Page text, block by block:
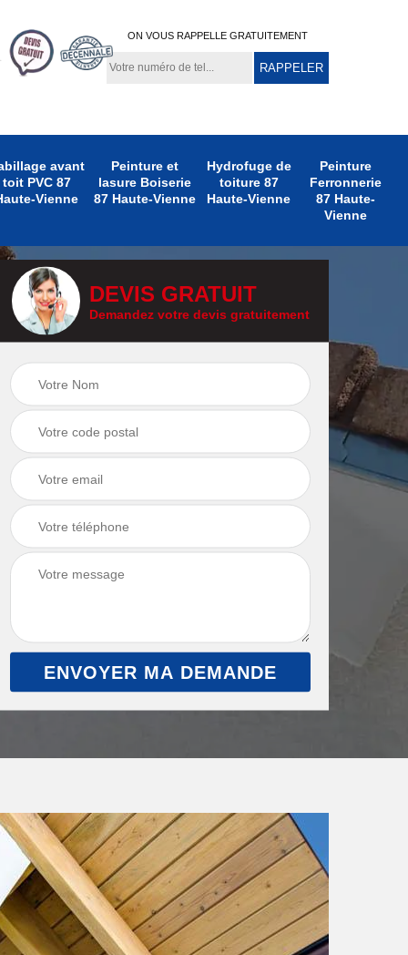
ON VOUS RAPPELLE GRATUITEMENT
avant
toit PVC 87
Vienne
Peinture et
lasure Boiserie
87 Haute-Vienne
Hydrofuge de
toiture 87
Haute-Vienne
Peinture
Ferronnerie
87 Haute-
Vienne
Peinture Extérieure
Peinture
Ferronnerie 87
Haute-Vienne
DEVIS GRATUIT
Demandez votre devis gratuitement